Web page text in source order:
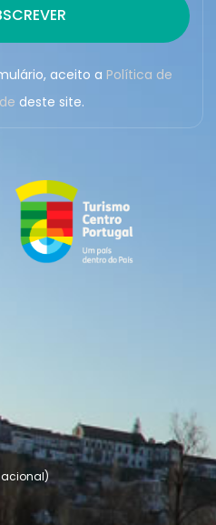
aceito a Política de
deste site.